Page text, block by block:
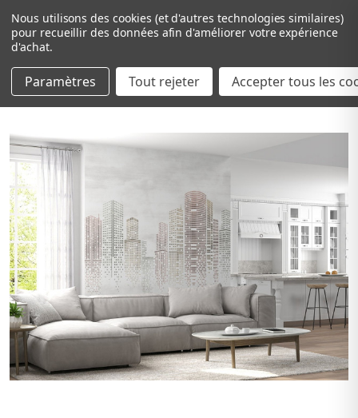
Passer au contenu principal
Nous utilisons des cookies (et d'autres technologies similaires)
pour recueillir des données afin d'améliorer votre expérience
d'achat.
Paramètres Tout rejeter Accepter tous les